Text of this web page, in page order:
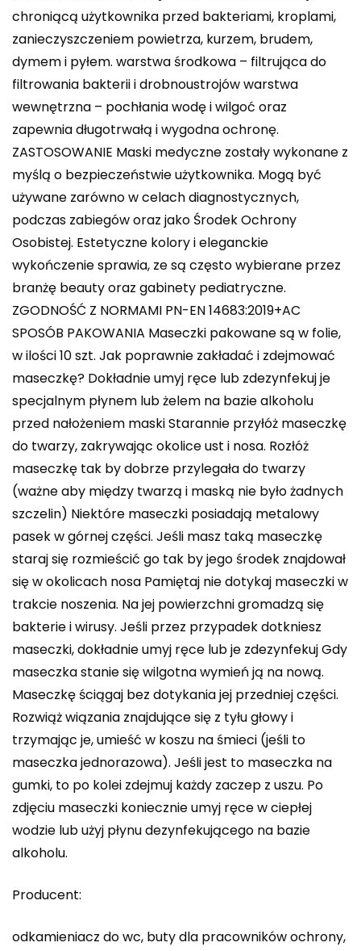
chroniącą użytkownika przed bakteriami, kroplami,
zanieczyszczeniem powietrza, kurzem, brudem,
dymem i pyłem. warstwa środkowa – filtrująca do
filtrowania bakterii i drobnoustrojów warstwa
wewnętrzna – pochłania wodę i wilgoć oraz
zapewnia długotrwałą i wygodna ochronę.
ZASTOSOWANIE Maski medyczne zostały wykonane z
myślą o bezpieczeństwie użytkownika. Mogą być
używane zarówno w celach diagnostycznych,
podczas zabiegów oraz jako Środek Ochrony
Osobistej. Estetyczne kolory i eleganckie
wykończenie sprawia, ze są często wybierane przez
branżę beauty oraz gabinety pediatryczne.
ZGODNOŚĆ Z NORMAMI PN-EN 14683:2019+AC
SPOSÓB PAKOWANIA Maseczki pakowane są w folie,
w ilości 10 szt. Jak poprawnie zakładać i zdejmować
maseczkę? Dokładnie umyj ręce lub zdezynfekuj je
specjalnym płynem lub żelem na bazie alkoholu
przed nałożeniem maski Starannie przyłóż maseczkę
do twarzy, zakrywając okolice ust i nosa. Rozłóż
maseczkę tak by dobrze przylegała do twarzy
(ważne aby między twarzą i maską nie było żadnych
szczelin) Niektóre maseczki posiadają metalowy
pasek w górnej części. Jeśli masz taką maseczkę
staraj się rozmieścić go tak by jego środek znajdował
się w okolicach nosa Pamiętaj nie dotykaj maseczki w
trakcie noszenia. Na jej powierzchni gromadzą się
bakterie i wirusy. Jeśli przez przypadek dotkniesz
maseczki, dokładnie umyj ręce lub je zdezynfekuj Gdy
maseczka stanie się wilgotna wymień ją na nową.
Maseczkę ściągaj bez dotykania jej przedniej części.
Rozwiąż wiązania znajdujące się z tyłu głowy i
trzymając je, umieść w koszu na śmieci (jeśli to
maseczka jednorazowa). Jeśli jest to maseczka na
gumki, to po kolei zdejmuj każdy zaczep z uszu. Po
zdjęciu maseczki koniecznie umyj ręce w ciepłej
wodzie lub użyj płynu dezynfekującego na bazie
alkoholu.
Producent:
odkamieniacz do wc, buty dla pracowników ochrony,